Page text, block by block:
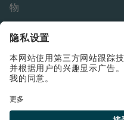
物
Language (ZH)